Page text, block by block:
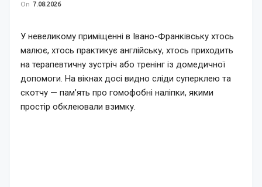
On 7.08.2026
У невеликому приміщенні в Івано-Франківську хтось
малює, хтось практикує англійську, хтось приходить
на терапевтичну зустріч або тренінг із домедичної
допомоги. На вікнах досі видно сліди суперклею та
скотчу — пам’ять про гомофобні наліпки, якими
простір обклеювали взимку.